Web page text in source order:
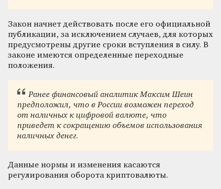
Закон начнет действовать после его официальной
публикации, за исключением случаев, для которых
предусмотрены другие сроки вступления в силу. В
законе имеются определенные переходные
положения.
Ранее финансовый аналитик Максим Шеин
предположил, что в России возможен переход
от наличных к цифровой валюте, что
приведет к сокращению объемов использования
наличных денег.
Данные нормы и изменения касаются
регулирования оборота криптовалюты.